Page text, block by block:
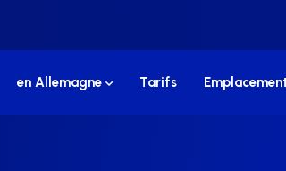
en Allemagne Tarifs